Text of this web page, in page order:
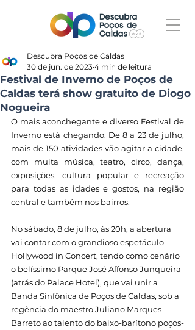
Festival de Inverno de Poços de
Caldas terá show gratuito de Diogo
Nogueira
Descubra Poços de Caldas
30 de jun. de 2023 4 min de leitura
O mais aconchegante e diverso Festival de
Inverno está chegando. De 8 a 23 de julho,
mais de 150 atividades vão agitar a cidade,
com muita música, teatro, circo, dança,
exposições, cultura popular e recreação
para todas as idades e gostos, na região
central e também nos bairros.
No sábado, 8 de julho, às 20h, a abertura
vai contar com o grandioso espetáculo
Hollywood in Concert, tendo como cenário
o belíssimo Parque José Affonso Junqueira
(atrás do Palace Hotel), que vai unir a
Banda Sinfônica de Poços de Caldas, sob a
regência do maestro Juliano Marques
Barreto ao talento do baixo-barítono poços-